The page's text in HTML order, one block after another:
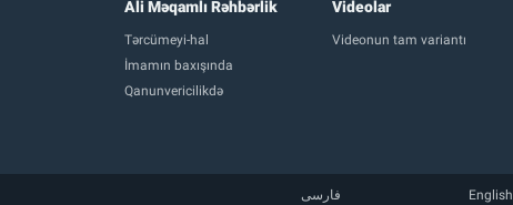
Ali Məqamlı Rəhbərlik
Tərcümeyi-hal
İmamın baxışında
Qanunvericilikdə
Videolar
Videonun tam variantı
فارسی English